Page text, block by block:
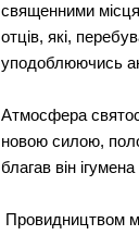
священними
отців, які,
уподоблюючись
Атмосфера
новою силою,
благав він
Провидництвом